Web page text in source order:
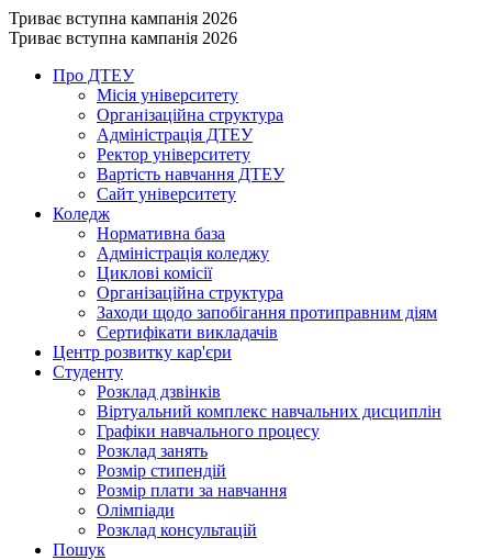
Триває вступна кампанія 2026
Триває вступна кампанія 2026
Про ДТЕУ
Місія університету
Організаційна структура
Адміністрація ДТЕУ
Ректор університету
Вартість навчання ДТЕУ
Сайт університету
Коледж
Нормативна база
Адміністрація коледжу
Циклові комісії
Організаційна структура
Заходи щодо запобігання протиправним діям
Сертифікати викладачів
Центр розвитку кар'єри
Студенту
Розклад дзвінків
Віртуальний комплекс навчальних дисциплін
Графіки навчального процесу
Розклад занять
Розмір стипендій
Розмір плати за навчання
Олімпіади
Розклад консультацій
Пошук